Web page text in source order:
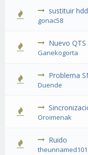
sustituir
gonac58
Nuevo QTS
Ganekogorta
Problema
Duende
Oroimenak
Ruido